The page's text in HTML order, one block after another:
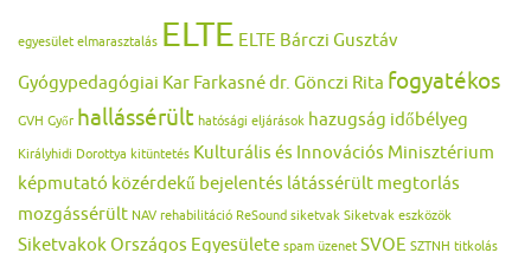
egyesület elmarasztalás ELTE ELTE Bárczi Gusztáv
Gyógypedagógiai Kar Farkasné dr. Gönczi Rita fogyatékos
GVH Győr hallássérült hatósági eljárások hazugság időbélyeg
Királyhidi Dorottya kitüntetés Kulturális és Innovációs Minisztérium
képmutató közérdekű bejelentés látássérült megtorlás
mozgássérült NAV rehabilitáció ReSound siketvak Siketvak eszközök
Siketvakok Országos Egyesülete spam üzenet SVOE SZTNH titkolás